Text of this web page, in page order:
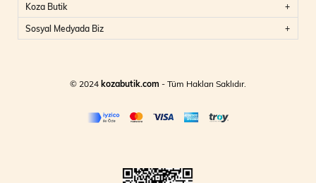
Koza Butik
Sosyal Medyada Biz
© 2024kozabutik.com - Tüm Hakları Saklıdır.